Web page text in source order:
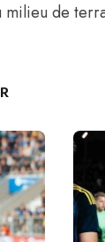
milieu de